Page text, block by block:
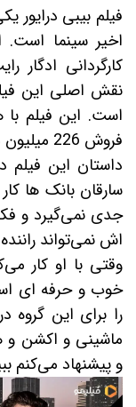
فیلم بیبی درایور
اخیر سینما است.
کارگردانی
نقش اصلی این
فروش 226 میلیون دلاری رسید.
داستان این فیلم
سارقان بانک ها
جدی نمی‌گیرد و
اش نمی‌تواند
وقتی با او کار
خوب و حرفه ای
را برای این گروه
ماشینی و اکشن و
و پیشنهاد می‌کنم